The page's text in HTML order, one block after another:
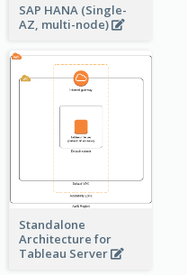
SAP HANA (Single-
AZ, multi-node)
Standalone
Architecture for
Tableau Server